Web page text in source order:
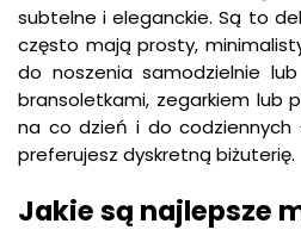
subtelne i eleganckie. Są to
często mają prosty,
do noszenia samodzielnie
bransoletkami, zegarkiem lub
na co dzień i do codziennych
preferujesz dyskretną biżuterię.
Jakie są najlepsze